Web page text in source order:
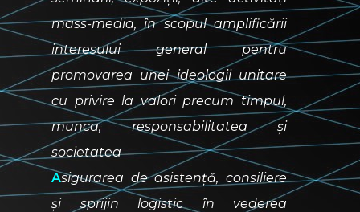
mass-media, în scopul amplificării
interesului general pentru
promovarea unei ideologii unitare
cu privire la valori precum timpul,
munca, responsabilitatea și
societatea
Asigurarea de asistență, consiliere
și sprijin logistic în vederea